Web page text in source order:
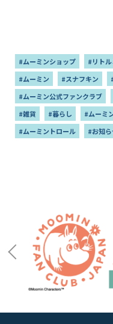
#ムーミンショップ #リト
#ムーミン
#スナフキン
#ムーミン公式ファンクラブ
#雑貨
#暮らし #ムーミ
#ムーミントロール
#お知